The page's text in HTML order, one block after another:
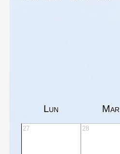
Lun Mar
27 28